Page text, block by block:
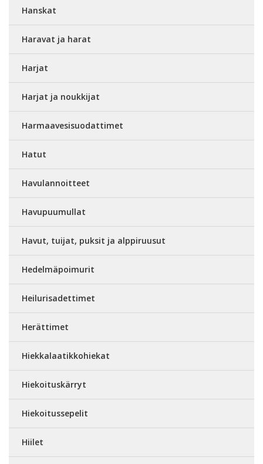
Hanskat
Haravat ja harat
Harjat
Harjat ja noukkijat
Harmaavesisuodattimet
Hatut
Havulannoitteet
Havupuumullat
Havut, tuijat, puksit ja alppiruusut
Hedelmäpoimurit
Heilurisadettimet
Herättimet
Hiekkalaatikkohiekat
Hiekoituskärryt
Hiekoitussepelit
Hiilet